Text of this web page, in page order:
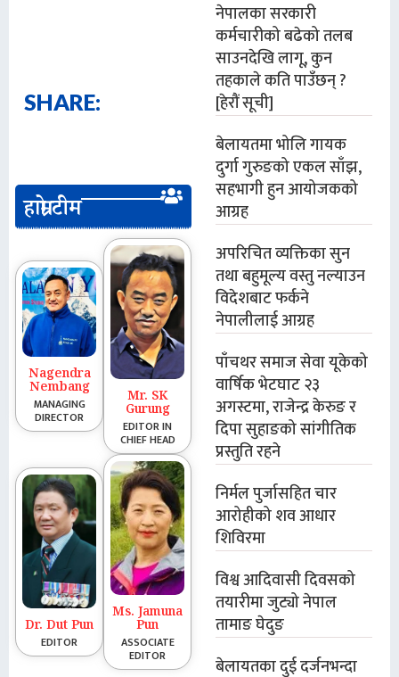
SHARE:
हाम्रो टीम
Nagendra
Nembang
MANAGING
DIRECTOR
Mr. SK
Gurung
EDITOR IN
CHIEF HEAD
Dr. Dut Pun
EDITOR
Ms. Jamuna
Pun
ASSOCIATE
EDITOR
नेपालका सरकारी
कर्मचारीको बढेको तलब
साउनदेखि लागू, कुन
तहकाले कति पाउँछन् ?
[हेरौं सूची]
बेलायतमा भोलि गायक
दुर्गा गुरुङको एकल साँझ,
सहभागी हुन आयोजकको
आग्रह
अपरिचित व्यक्तिका सुन
तथा बहुमूल्य वस्तु नल्याउन
विदेशबाट फर्कने
नेपालीलाई आग्रह
पाँचथर समाज सेवा यूकेको
वार्षिक भेटघाट २३
अगस्टमा, राजेन्द्र केरुङ र
दिपा सुहाङको सांगीतिक
प्रस्तुति रहने
निर्मल पुर्जासहित चार
आरोहीको शव आधार
शिविरमा
विश्व आदिवासी दिवसको
तयारीमा जुट्यो नेपाल
तामाङ घेदुङ
बेलायतका दुई दर्जनभन्दा